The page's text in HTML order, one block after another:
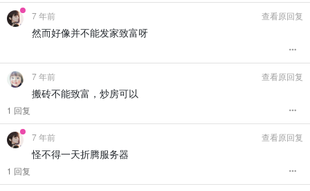
7 年前 查看原回复
然而好像并不能发家致富呀
7 年前 查看原回复
搬砖不能致富，炒房可以
1 回复
7 年前 查看原回复
怪不得一天折腾服务器
1 回复